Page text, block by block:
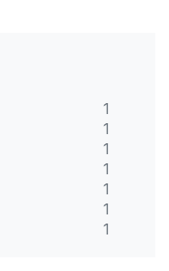
1
1
1
1
1
1
1